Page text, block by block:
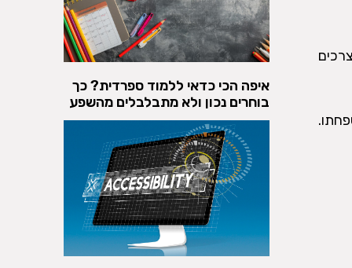
איפה הכי כדאי ללמוד ספרדית? כך
בוחרים נכון ולא מתבלבלים מהשפע